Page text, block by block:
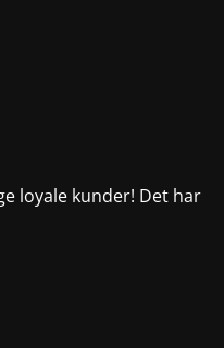
loyale kunder! Det har